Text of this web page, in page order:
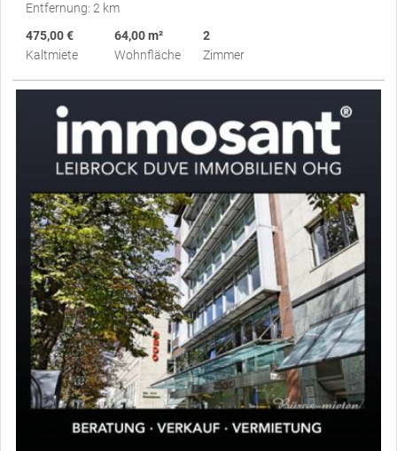
Entfernung: 2 km
475,00 €
Kaltmiete
64,00 m²
Wohnfläche
2
Zimmer